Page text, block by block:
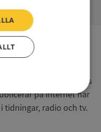
ett av
tv s.k. utgivningsbevis
på internet har
tidningar, radio och tv.
Inriktning